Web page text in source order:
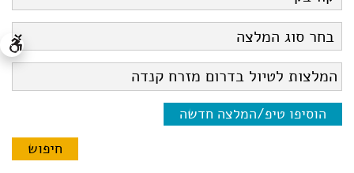
הוסיפו טיפ/המלצה חדשה